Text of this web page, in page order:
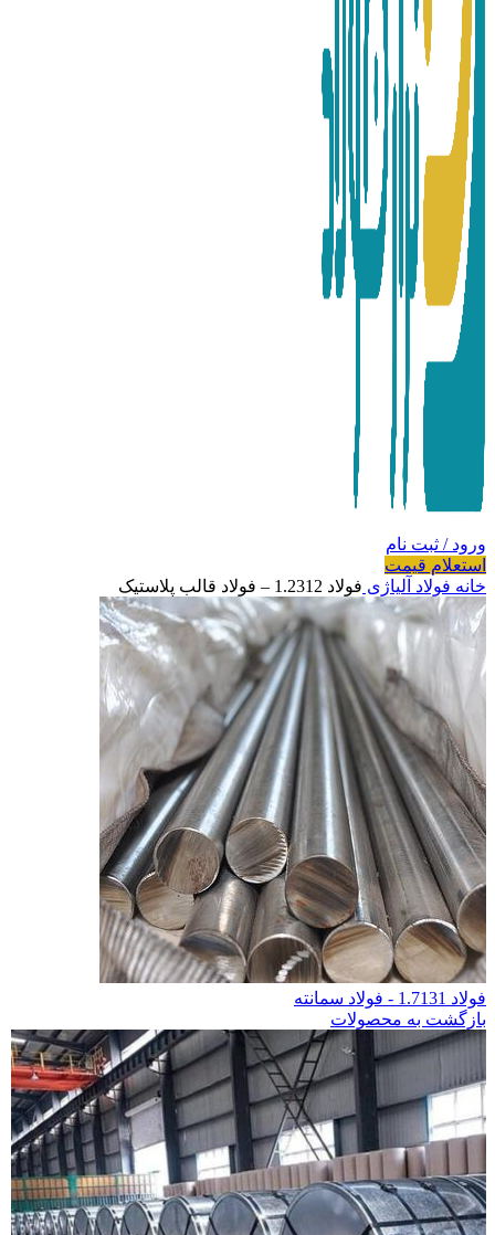
ورود / ثبت نام
استعلام قیمت
خانه فولاد آلیاژی فولاد 1.2312 – فولاد قالب پلاستیک
فولاد 1.7131 - فولاد سمانته
بازگشت به محصولات